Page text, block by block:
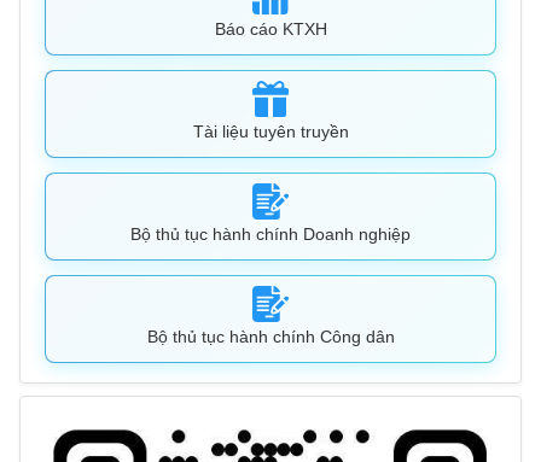
Báo cáo KTXH
Tài liệu tuyên truyền
Bộ thủ tục hành chính Doanh nghiệp
Bộ thủ tục hành chính Công dân